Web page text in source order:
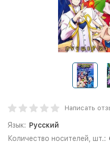
Написать
Язык: Русский
Количество носителей, шт.: